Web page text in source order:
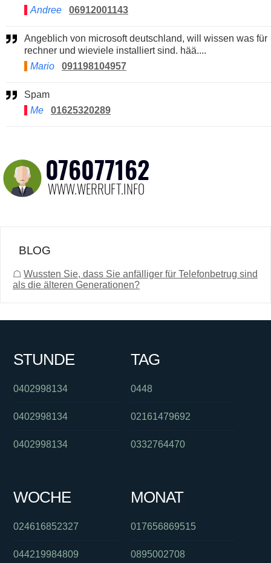
Andree
06912001143
Angeblich von microsoft deutschland, will wissen was für
rechner und wieviele installiert sind. hää....
Mario
091198104957
Spam
Me
01625320289
BLOG
☖ Wussten Sie, dass Sie anfälliger für Telefonbetrug sind
als die älteren Generationen?
STUNDE
0402998134
0402998134
0402998134
TAG
0448
02161479692
0332764470
WOCHE
024616852327
044219984809
MONAT
017656869515
0895002708